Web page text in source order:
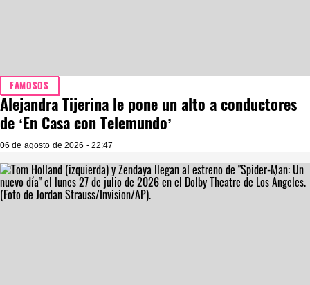
FAMOSOS
Alejandra Tijerina le pone un alto a conductores
de ‘En Casa con Telemundo’
06 de agosto de 2026 - 22:47